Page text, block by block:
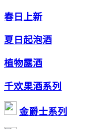
春日上新
夏日起泡酒
植物露酒
千欢果酒系列
金爵士系列